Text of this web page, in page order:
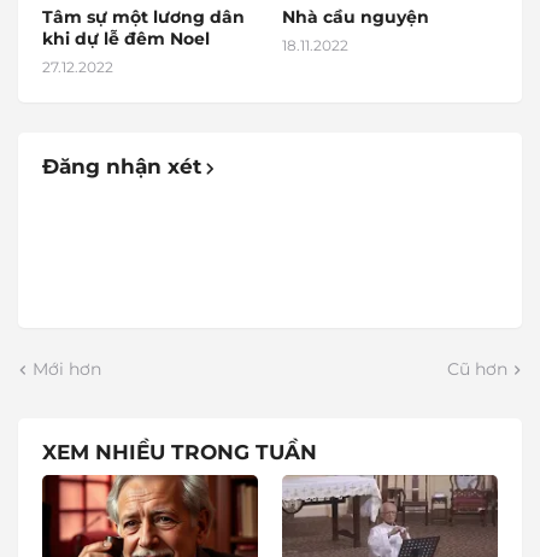
Tâm sự một lương dân
khi dự lễ đêm Noel
27.12.2022
Nhà cầu nguyện
18.11.2022
Đăng nhận xét
Mới hơn Cũ hơn
XEM NHIỀU TRONG TUẦN